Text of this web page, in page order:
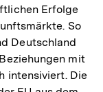
Erfolge
So
Deutschland
mit
intensiviert. Die